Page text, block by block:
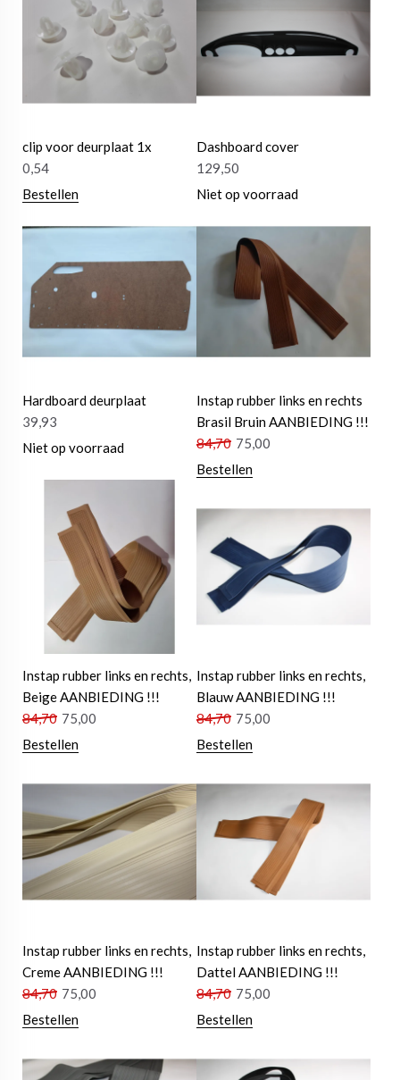
clip voor deurplaat 1x
0,54
Bestellen
Dashboard cover
129,50
Niet op voorraad
Hardboard deurplaat
39,93
Niet op voorraad
Instap rubber links en rechts
Brasil Bruin AANBIEDING !!!
84,70 75,00
Bestellen
Instap rubber links en rechts,
Beige AANBIEDING !!!
84,70 75,00
Bestellen
Instap rubber links en rechts,
Blauw AANBIEDING !!!
84,70 75,00
Bestellen
Instap rubber links en rechts,
Creme AANBIEDING !!!
84,70 75,00
Bestellen
Instap rubber links en rechts,
Dattel AANBIEDING !!!
84,70 75,00
Bestellen